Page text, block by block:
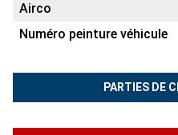
Airco
Numéro peinture véhicule
PARTIES DE